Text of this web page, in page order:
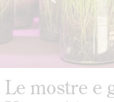
Le mostre e